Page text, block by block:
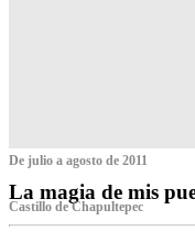
De julio a agosto de 2011
La magia de mis
Castillo de Chapultepec